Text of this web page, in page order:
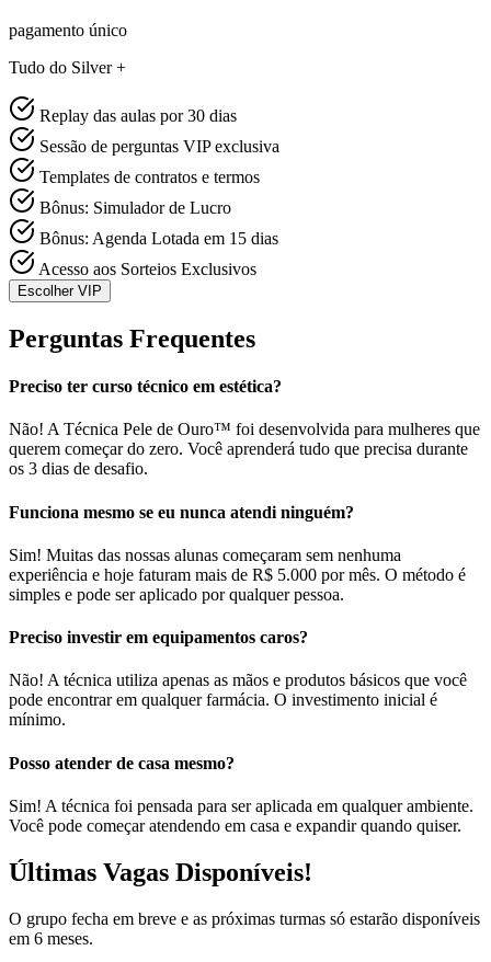
pagamento único
Tudo do Silver +
Replay das aulas por 30 dias
Sessão de perguntas VIP exclusiva
Templates de contratos e termos
Bônus: Simulador de Lucro
Bônus: Agenda Lotada em 15 dias
Acesso aos Sorteios Exclusivos
Escolher VIP
Perguntas Frequentes
Preciso ter curso técnico em estética?
Não! A Técnica Pele de Ouro™ foi desenvolvida para mulheres que
querem começar do zero. Você aprenderá tudo que precisa durante
os 3 dias de desafio.
Funciona mesmo se eu nunca atendi ninguém?
Sim! Muitas das nossas alunas começaram sem nenhuma
experiência e hoje faturam mais de R$ 5.000 por mês. O método é
simples e pode ser aplicado por qualquer pessoa.
Preciso investir em equipamentos caros?
Não! A técnica utiliza apenas as mãos e produtos básicos que você
pode encontrar em qualquer farmácia. O investimento inicial é
mínimo.
Posso atender de casa mesmo?
Sim! A técnica foi pensada para ser aplicada em qualquer ambiente.
Você pode começar atendendo em casa e expandir quando quiser.
Últimas Vagas Disponíveis!
O grupo fecha em breve e as próximas turmas só estarão disponíveis
em 6 meses.